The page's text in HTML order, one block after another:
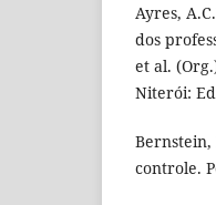
Ayres,
dos
et al.
Niterói:
Bernstein,
controle.